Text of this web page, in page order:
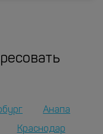
Анапа
Краснодар